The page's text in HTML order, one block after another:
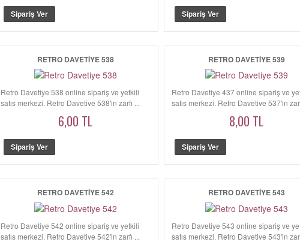
RETRO DAVETIYE 538
Retro Davetiye 538 online sipariş ve yetkili
satış merkezi. Retro Davetiye 538'in zarfı ...
6,00 TL
RETRO DAVETIYE 539
Retro Davetiye 437 online sipariş ve
satış merkezi. Retro Davetiye 537'in
8,00 TL
RETRO DAVETIYE 542
Retro Davetiye 542 online sipariş ve yetkili
satış merkezi. Retro Davetiye 542'in zarfı ...
RETRO DAVETIYE 543
Retro Davetiye 543 online sipariş ve
satış merkezi. Retro Davetiye 543'in